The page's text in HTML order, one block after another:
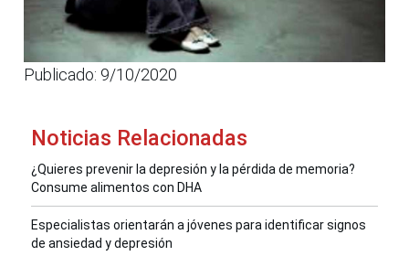
Publicado: 9/10/2020
Noticias Relacionadas
¿Quieres prevenir la depresión y la pérdida de memoria?
Consume alimentos con DHA
Especialistas orientarán a jóvenes para identificar signos
de ansiedad y depresión